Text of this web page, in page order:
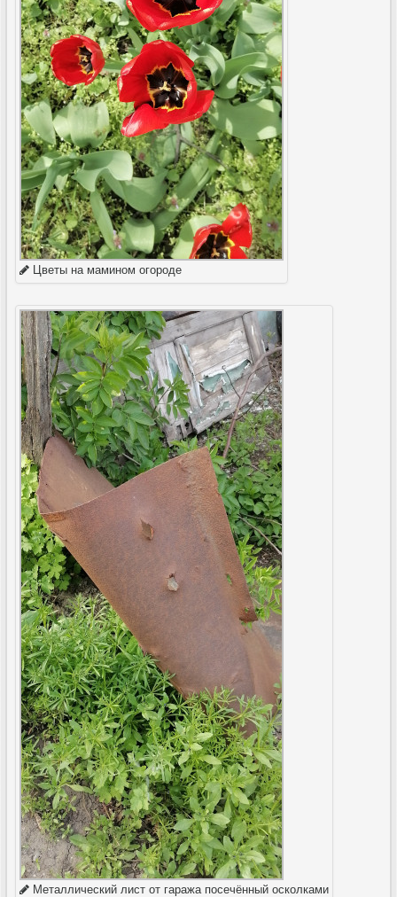
Цветы на мамином огороде
Металлический лист от гаража посечённый осколками